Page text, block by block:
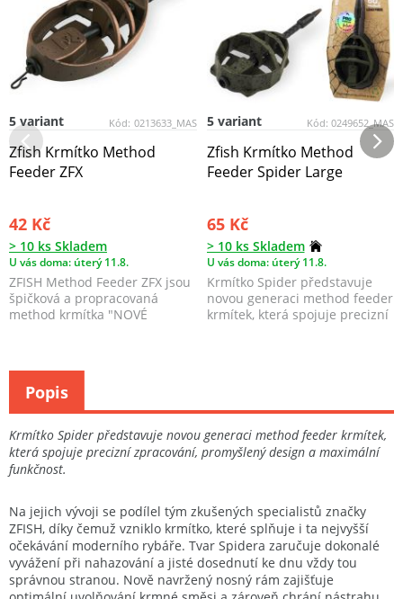
Kód: 0213633_MAS
5 variant
Zfish Krmítko Method
Feeder ZFX
42 Kč
> 10 ks Skladem
U vás doma: úterý 11.8.
ZFISH Method Feeder ZFX jsou
špičková a propracovaná
method krmítka "NOVÉ
Kód: 0249652_MAS
5 variant
Zfish Krmítko Method
Feeder Spider Large
65 Kč
> 10 ks Skladem
U vás doma: úterý 11.8.
Krmítko Spider představuje
novou generaci method feeder
krmítek, která spojuje precizní
Krmítko Spider představuje novou generaci method feeder krmítek,
která spojuje precizní zpracování, promyšlený design a maximální
funkčnost.
Na jejich vývoji se podílel tým zkušených specialistů značky
ZFISH, díky čemuž vzniklo krmítko, které splňuje i ta nejvyšší
očekávání moderního rybáře. Tvar Spidera zaručuje dokonalé
vyvážení při nahazování a jisté dosednutí ke dnu vždy tou
správnou stranou. Nově navržený nosný rám zajišťuje
Popis